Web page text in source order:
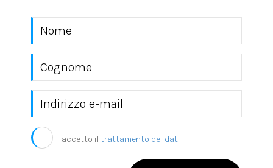
accetto il trattamento dei dati